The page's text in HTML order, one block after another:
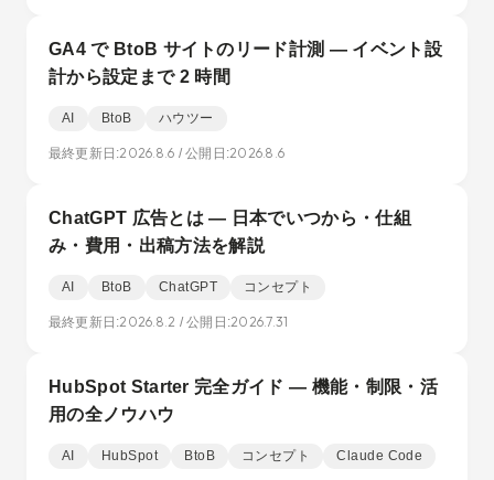
GA4 で BtoB サイトのリード計測 — イベント設
計から設定まで 2 時間
AI BtoB ハウツー
最終更新日:2026.8.6 / 公開日:2026.8.6
ChatGPT 広告とは — 日本でいつから・仕組
み・費用・出稿方法を解説
AI BtoB ChatGPT コンセプト
最終更新日:2026.8.2 / 公開日:2026.7.31
HubSpot Starter 完全ガイド — 機能・制限・活
用の全ノウハウ
AI HubSpot BtoB コンセプト Claude Code